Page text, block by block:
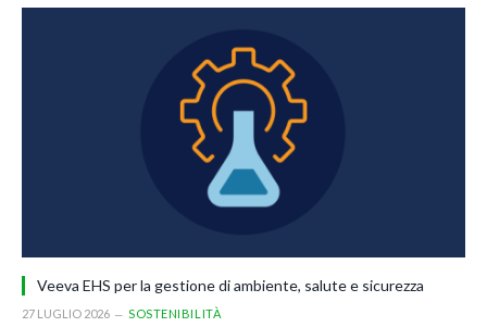
Veeva EHS per la gestione di ambiente, salute e sicurezza
27 LUGLIO 2026 SOSTENIBILITÀ